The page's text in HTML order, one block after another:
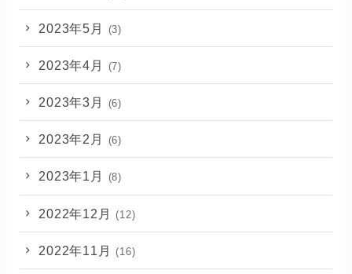
2023年5月 (3)
2023年4月 (7)
2023年3月 (6)
2023年2月 (6)
2023年1月 (8)
2022年12月 (12)
2022年11月 (16)